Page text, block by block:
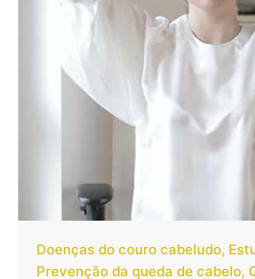
Doenças do couro cabeludo
Prevenção da queda de cabelo